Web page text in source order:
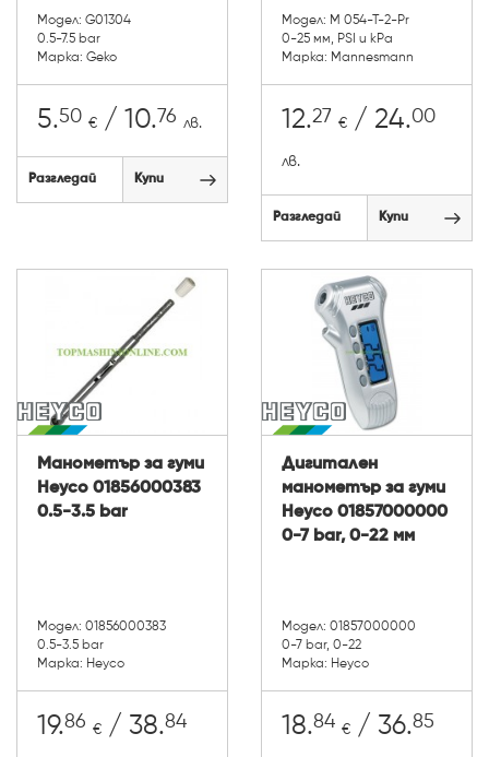
Модел: G01304
0.5-7.5 bar
Марка: Geko
5.50 € / 10.76 лв.
Разгледай Купи
Модел: M 054-T-2-Pr
0-25 мм, PSI и kPa
Марка: Mannesmann
12.27 € / 24.00
лв.
Разгледай Купи
Манометър за гуми
Heyco 01856000383
0.5-3.5 bar
Модел: 01856000383
0.5-3.5 bar
Марка: Heyco
19.86 € / 38.84
Дигитален
манометър за гуми
Heyco 01857000000
0-7 bar, 0-22 мм
Модел: 01857000000
0-7 bar, 0-22
Марка: Heyco
18.84 € / 36.85